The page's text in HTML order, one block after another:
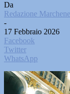
Da
Redazione
-
17 Febbraio 2026
Facebook
Twitter
WhatsApp